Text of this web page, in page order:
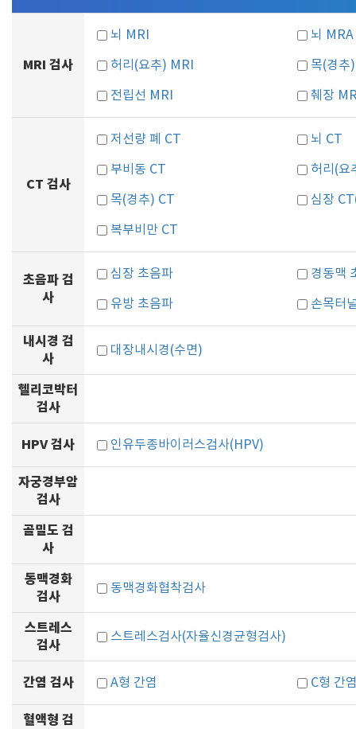
MRI 검사
뇌 MRI 뇌 MRA
허리(요추) MRI 목(경추
전립선 MRI 췌장
CT 검사
저선량 폐 CT 뇌 CT
부비동 CT 허리(요
목(경추) CT 심장
복부비만 CT
초음파 검
사
심장 초음파 경동맥
유방 초음파 손목터
내시경 검
사
대장내시경(수면)
헬리코박터
검사
HPV 검사 인유두종바이러스검사(HPV)
자궁경부암
검사
골밀도 검
사
동맥경화
검사
동맥경화협착검사
스트레스
검사
스트레스검사(자율신경균형검사)
간염 검사 A형 간염 C형 간
혈액형 검